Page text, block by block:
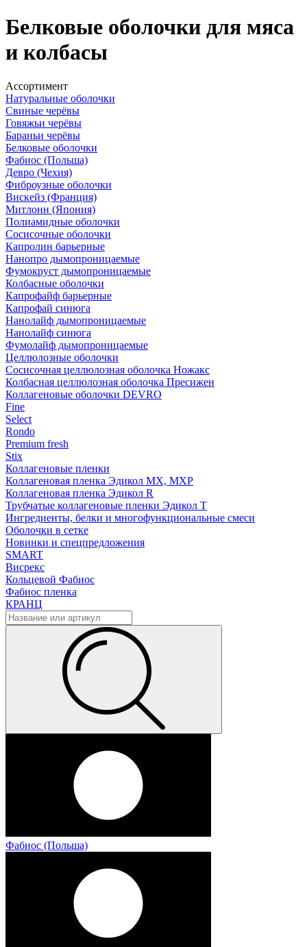
Белковые оболочки для мяса
и колбасы
Ассортимент
Натуральные оболочки
Свиные черёвы
Говяжьи черёвы
Бараньи черёвы
Белковые оболочки
Фабиос (Польша)
Девро (Чехия)
Фиброузные оболочки
Вискейз (Франция)
Митлонн (Япония)
Полиамидные оболочки
Сосисочные оболочки
Капролин барьерные
Нанопро дымопроницаемые
Фумокруст дымопроницаемые
Колбасные оболочки
Капрофайф барьерные
Капрофай синюга
Нанолайф дымопроницаемые
Нанолайф синюга
Фумолайф дымопроницаемые
Целлюлозные оболочки
Сосисочная целлюлозная оболочка Ножакс
Колбасная целлюлозная оболочка Пресижен
Коллагеновые оболочки DEVRO
Fine
Select
Rondo
Premium fresh
Stix
Коллагеновые пленки
Коллагеновая пленка Эдикол MX, MXP
Коллагеновая пленка Эдикол R
Трубчатые коллагеновые пленки Эдикол T
Ингредиенты, белки и многофункциональные смеси
Оболочки в сетке
Новинки и спецпредложения
SMART
Висрекс
Кольцевой Фабиос
Фабиос пленка
КРАНЦ
Фабиос (Польша)